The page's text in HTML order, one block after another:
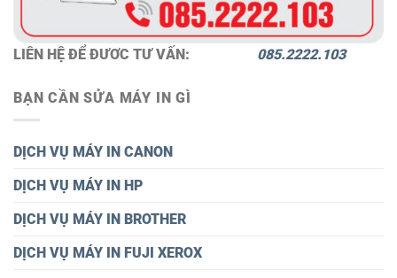
LIÊN HỆ ĐỂ ĐƯƠC TƯ VẤN: 085.2222.103
BẠN CẦN SỬA MÁY IN GÌ
DỊCH VỤ MÁY IN CANON
DỊCH VỤ MÁY IN HP
DỊCH VỤ MÁY IN BROTHER
DỊCH VỤ MÁY IN FUJI XEROX